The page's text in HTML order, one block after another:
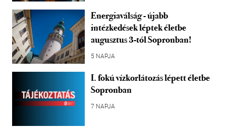
Energiaválság - újabb
intézkedések léptek életbe
augusztus 3-tól Sopronban!
5 NAPJA
I. fokú vízkorlátozás lépett életbe
Sopronban
7 NAPJA